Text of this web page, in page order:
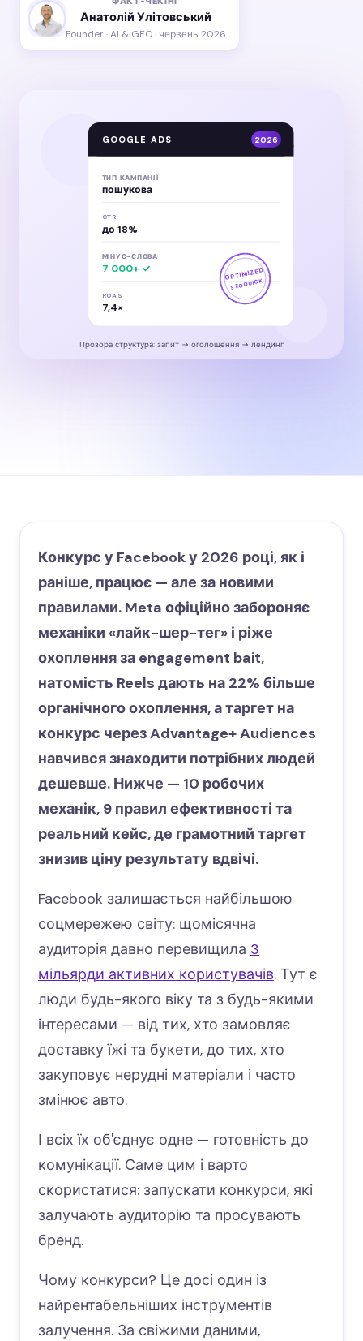
Анатолій Улітовський
Founder · AI & GEO · червень 2026
GOOGLE ADS 2026
ТИП КАМПАНІЇ
пошукова
CTR
до 18%
МІНУС-СЛОВА
7 000+ ✓
ROAS
7,4×
OPTIMIZED
SEOQUICK
Прозора структура: запит → оголошення → лендинг
Конкурс у Facebook у 2026 році, як і
раніше, працює — але за новими
правилами. Meta офіційно забороняє
механіки «лайк-шер-тег» і ріже
охоплення за engagement bait,
натомість Reels дають на 22% більше
органічного охоплення, а таргет на
конкурс через Advantage+ Audiences
навчився знаходити потрібних людей
дешевше. Нижче — 10 робочих
механік, 9 правил ефективності та
реальний кейс, де грамотний таргет
знизив ціну результату вдвічі.
Facebook залишається найбільшою
соцмережею світу: щомісячна
аудиторія давно перевищила 3
мільярди активних користувачів. Тут є
люди будь-якого віку та з будь-якими
інтересами — від тих, хто замовляє
доставку їжі та букети, до тих, хто
закуповує нерудні матеріали і часто
змінює авто.
І всіх їх об'єднує одне — готовність до
комунікації. Саме цим і варто
скористатися: запускати конкурси, які
залучають аудиторію та просувають
бренд.
Чому конкурси? Це досі один із
найрентабельніших інструментів
залучення. За свіжими даними,